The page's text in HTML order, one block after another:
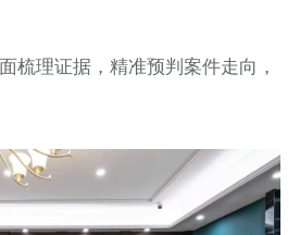
梳理证据，精准预判案件走向，